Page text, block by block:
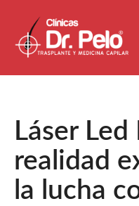
Láser
realidad
la lucha